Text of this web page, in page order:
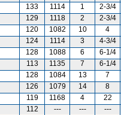
133 1114 1 2-3/4
129 1118 2 2-3/4
120 1082 10 4
124 1114 3 4-3/4
128 1088 6 6-1/4
113 1135 7 6-1/4
128 1084 13 7
126 1079 14 8
119 1168 4 22
112 --- --- ---